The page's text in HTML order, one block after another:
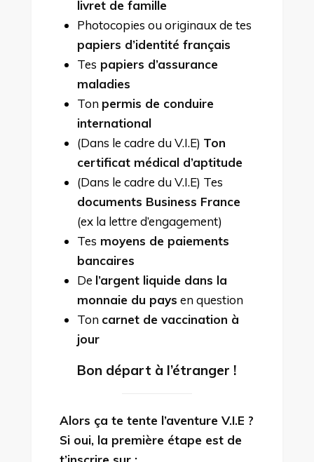
livret de famille
Photocopies ou originaux de tes
papiers d’identité français
Tes papiers d’assurance
maladies
Ton permis de conduire
international
(Dans le cadre du V.I.E) Ton
certificat médical d’aptitude
(Dans le cadre du V.I.E) Tes
documents Business France
(ex la lettre d’engagement)
Tes moyens de paiements
bancaires
De l’argent liquide dans la
monnaie du pays en question
Ton carnet de vaccination à
jour
Bon départ à l’étranger !
Alors ça te tente l’aventure V.I.E ?
Si oui, la première étape est de